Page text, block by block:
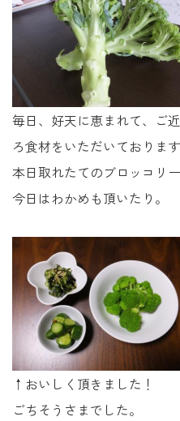
毎日、好天に恵まれて、ご
ろ食材をいただいております
本日取れたてのブロッコリー
今日はわかめも頂いたり。
↑おいしく頂きました！
ごちそうさまでした。